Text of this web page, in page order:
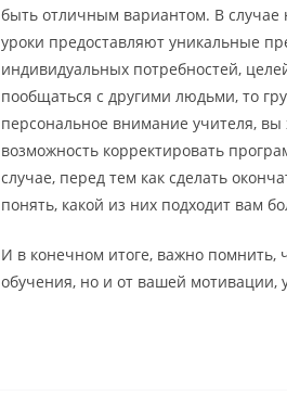
быть отличным вариантом. В случае
уроки предоставляют уникальные
индивидуальных потребностей,
пообщаться с другими людьми, то
персональное внимание учителя,
возможность корректировать
случае, перед тем как сделать
понять, какой из них подходит вам
И в конечном итоге, важно помнить,
обучения, но и от вашей мотивации,